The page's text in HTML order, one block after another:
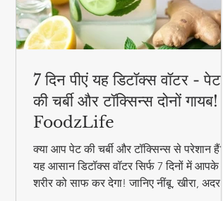
7 दिन पीएं यह डिटॉक्स वॉटर - पेट
की चर्बी और टॉक्सिन्स दोनों गायब! |
FoodzLife
क्या आप पेट की चर्बी और टॉक्सिन्स से परेशान हैं?
यह आसान डिटॉक्स वॉटर सिर्फ 7 दिनों में आपके
शरीर को साफ कर देगा! जानिए नींबू, खीरा, अदरक